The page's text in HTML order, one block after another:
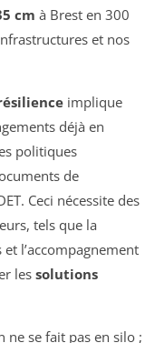
cm à Brest en 300
et nos
implique
déjà en
politiques
de
Ceci nécessite des
tels que la
l’accompagnement
les solutions
ne se fait pas en silo ;